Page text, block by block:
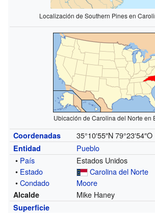
Localización de Southern Pines en
Ubicación de Carolina del Norte en
Coordenadas 35°10′55″N 79°23′54″O
Entidad
Pueblo
• País
Estados Unidos
• Estado
Carolina del Norte
•Condado Moore
Alcalde Mike Haney
Superficie